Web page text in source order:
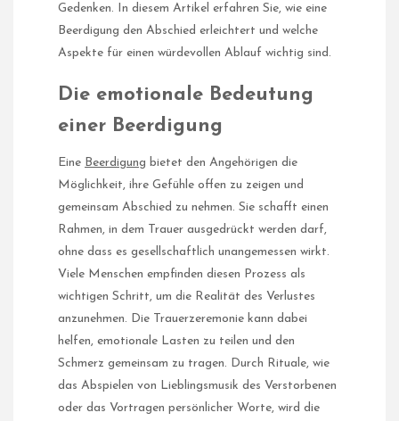
Gedenken. In diesem Artikel erfahren Sie, wie eine
Beerdigung den Abschied erleichtert und welche
Aspekte für einen würdevollen Ablauf wichtig sind.
Die emotionale Bedeutung
einer Beerdigung
Eine Beerdigung bietet den Angehörigen die
Möglichkeit, ihre Gefühle offen zu zeigen und
gemeinsam Abschied zu nehmen. Sie schafft einen
Rahmen, in dem Trauer ausgedrückt werden darf,
ohne dass es gesellschaftlich unangemessen wirkt.
Viele Menschen empfinden diesen Prozess als
wichtigen Schritt, um die Realität des Verlustes
anzunehmen. Die Trauerzeremonie kann dabei
helfen, emotionale Lasten zu teilen und den
Schmerz gemeinsam zu tragen. Durch Rituale, wie
das Abspielen von Lieblingsmusik des Verstorbenen
oder das Vortragen persönlicher Worte, wird die